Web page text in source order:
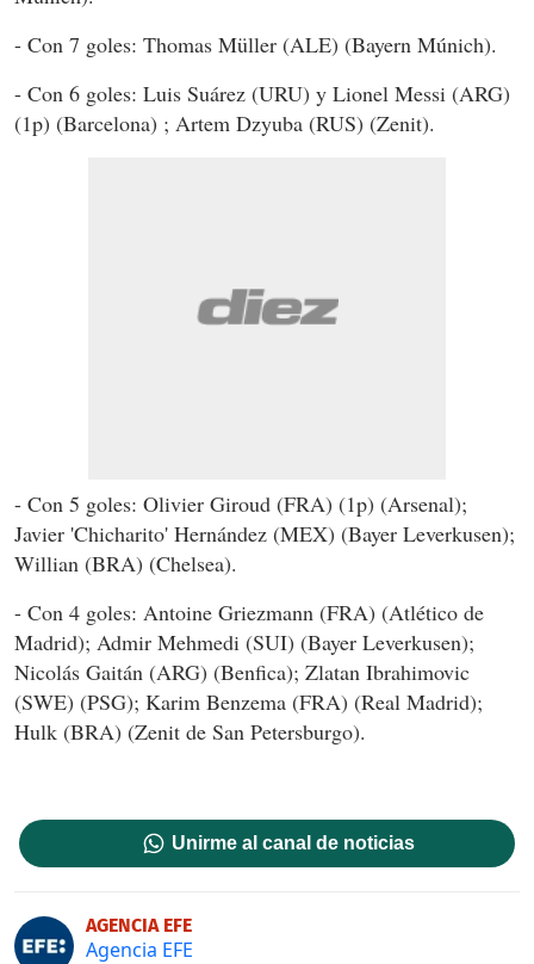
- Con 7 goles: Thomas Müller (ALE) (Bayern Múnich).
- Con 6 goles: Luis Suárez (URU) y Lionel Messi (ARG)
(1p) (Barcelona) ; Artem Dzyuba (RUS) (Zenit).
- Con 5 goles: Olivier Giroud (FRA) (1p) (Arsenal);
Javier 'Chicharito' Hernández (MEX) (Bayer Leverkusen);
Willian (BRA) (Chelsea).
- Con 4 goles: Antoine Griezmann (FRA) (Atlético de
Madrid); Admir Mehmedi (SUI) (Bayer Leverkusen);
Nicolás Gaitán (ARG) (Benfica); Zlatan Ibrahimovic
(SWE) (PSG); Karim Benzema (FRA) (Real Madrid);
Hulk (BRA) (Zenit de San Petersburgo).
Unirme al canal de noticias
AGENCIA EFE
Agencia EFE